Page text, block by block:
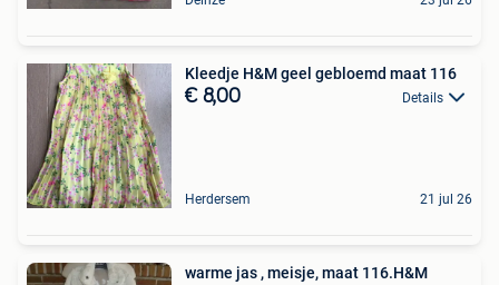
Kleedje H&M geel gebloemd maat 116
€ 8,00 Details
Herdersem 21 jul 26
warme jas , meisje, maat 116.H&M